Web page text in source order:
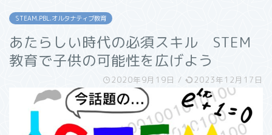
STEAM.PBL.オルタナティブ教育
あたらしい時代の必須スキル STEM
教育で子供の可能性を広げよう
2020年9月19日 / 2023年12月17日